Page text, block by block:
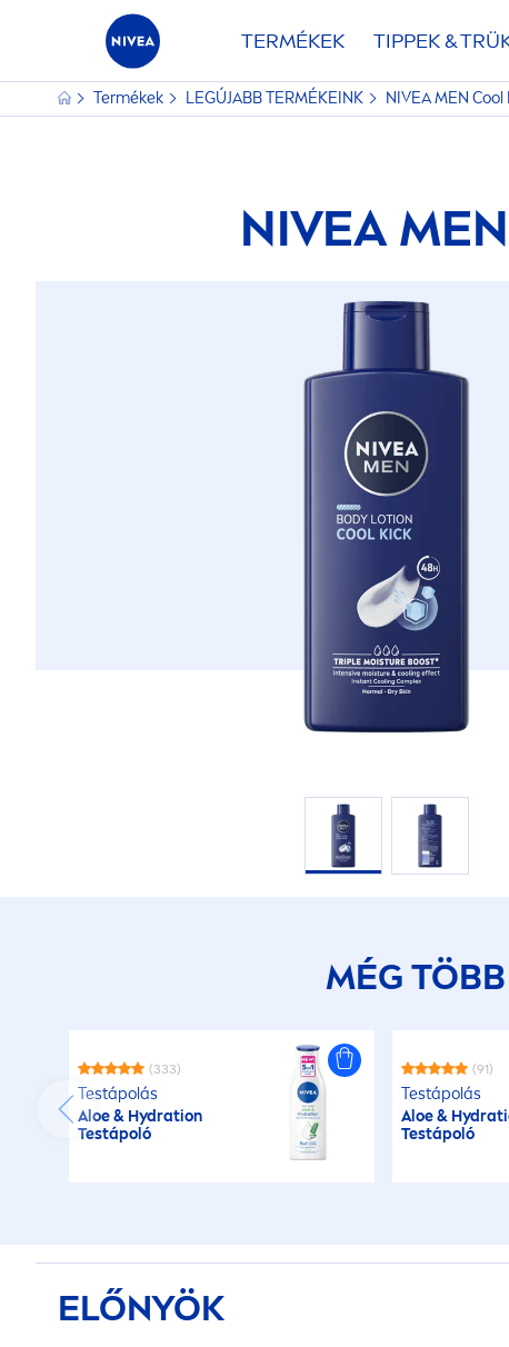
TERMÉKEK TIPPEK &
Termékek LEGÚJABB TERMÉKEINK NIVEAMEN Cool
NIVEA MEN
MÉG
(333)
Testápolás
Aloe & Hydration
Testápoló
(91)
Testápolás
Aloe & Hydra
Testápoló
ELŐNYÖK